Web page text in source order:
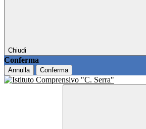
Chiudi
Conferma
Annulla Conferma